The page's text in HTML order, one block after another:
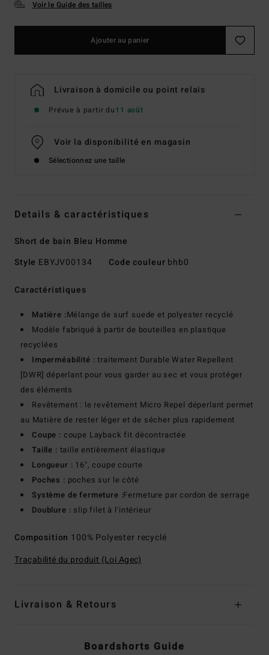
Voir le Guide des tailles
Ajouter au panier
Livraison à domicile ou point relais
Prévue à partir du11 août
Voir la disponibilité en magasin
Sélectionnez une taille
Details & caractéristiques
Short de bain Bleu Homme
Style EBYJV00134 Code couleur bhb0
Caractéristiques
Matière :Mélange de surf suede et polyester recyclé
Modèle fabriqué à partir de bouteilles en plastique
recyclées
Imperméabilité : traitement Durable Water Repellent
[DWR] déperlant pour vous garder au sec et vous protéger
des éléments
Revêtement : le revêtement Micro Repel déperlant permet
au Matière de rester léger et de sécher plus rapidement
Coupe : coupe Layback fit décontractée
Taille : taille entièrement élastique
Longueur : 16", coupe courte
Poches : poches sur le côté
Système de fermeture :Fermeture par cordon de serrage
Doublure : slip filet à l'intérieur
Composition 100% Polyester recyclé
Traçabilité du produit (Loi Agec)
Livraison & Retours
Boardshorts Guide